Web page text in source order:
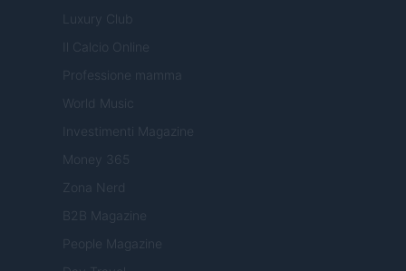
Luxury Club
Il Calcio Online
Professione mamma
World Music
Investimenti Magazine
Money 365
Zona Nerd
B2B Magazine
People Magazine